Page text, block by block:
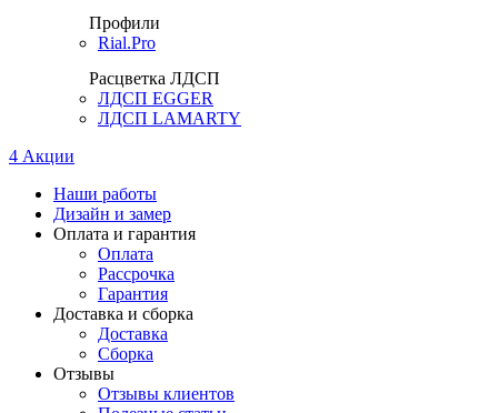
Профили
Rial.Pro
Расцветка ЛДСП
ЛДСП EGGER
ЛДСП LAMARTY
4 Акции
Наши работы
Дизайн и замер
Оплата и гарантия
Оплата
Рассрочка
Гарантия
Доставка и сборка
Доставка
Сборка
Отзывы
Отзывы клиентов